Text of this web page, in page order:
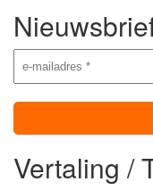
Vertaling /